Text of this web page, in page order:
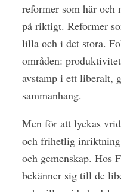
reformer som här
på riktigt. Reformer
lilla och i det stora.
områden:
avstamp i ett liberalt,
sammanhang.
Men för att lyckas
och frihetlig
och gemenskap. Hos
bekänner sig till de